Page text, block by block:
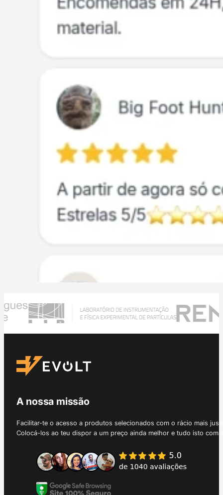
A nossa missão
Facilitar-te o acesso a produtos selecionados com o rácio mais
Colocá-los ao teu dispor a um preço ainda melhor e tudo isto